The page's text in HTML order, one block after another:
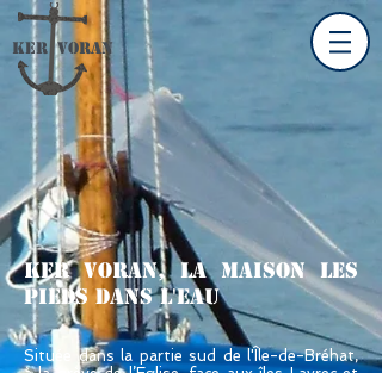
KER VORAN
Ker Voran, la maison les
pieds dans l'eau
Située dans la partie sud de l'Île-de-Bréhat,